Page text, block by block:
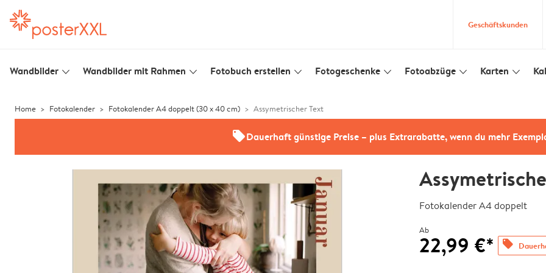
Geschäftskunden
Wandbilder slim_arrow_down Wandbilder mit Rahmen slim_arrow_down Fotobuch erstellen slim_arrow_down Fotogeschenke slim_arrow_down Fotoabzüge slim_arrow_down Karten slim_arrow_down
Home Fotokalender Fotokalender A4 doppelt (30 x 40 cm) Assymetrischer Text
offersDauerhaft günstige Preise – plus Extrarabatte, wenn du mehr
Fotokalender A4 doppelt
Ab
22,99 €* offers